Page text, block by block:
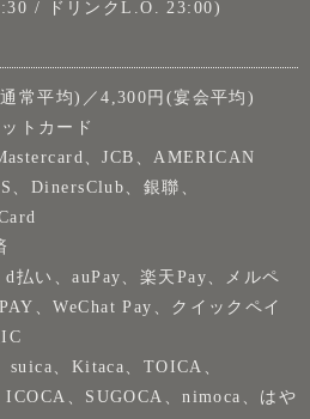
/ ドリンクL.O. 23:00)
常平均)／4,300円(宴会平均)
トカード
、JCB、AMERICAN
、DinersClub、銀聯、
d払い、auPay、楽天Pay、メルペ
、WeChat Pay、クイックペイ
suica、Kitaca、TOICA、
ICOCA、SUGOCA、nimoca、はや